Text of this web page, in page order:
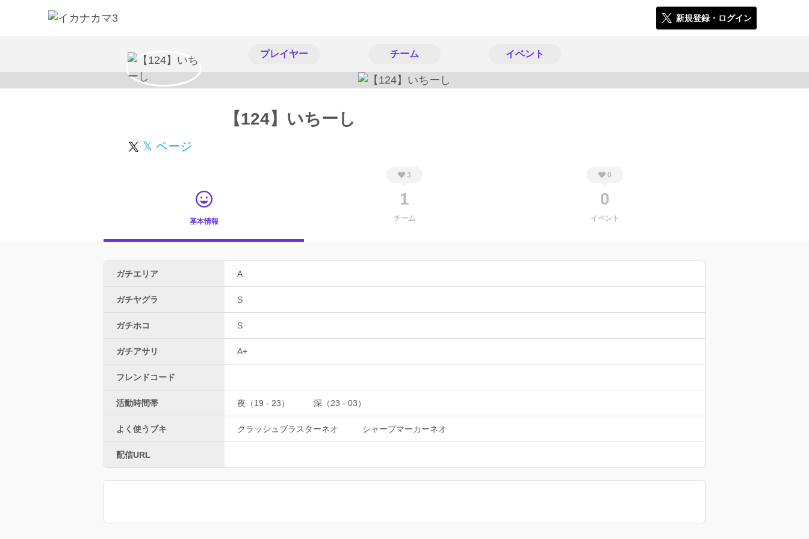
新規登録・ログイン
プレイヤー チーム イベント
【124】いちーし
𝕏 ページ
基本情報
3
1
チーム
0
0
イベント
ガチエリア A
ガチヤグラ S
ガチホコ S
ガチアサリ A+
フレンドコード
活動時間帯 夜（19 - 23） 深（23 - 03）
よく使うブキ クラッシュブラスターネオ シャープマーカーネオ
配信URL